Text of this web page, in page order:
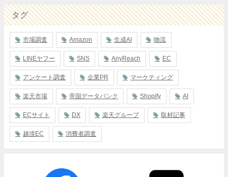
タグ
市場調査 Amazon 生成AI 物流
LINEヤフー SNS AnyReach EC
アンケート調査 企業PR マーケティング
楽天市場 帝国データバンク Shopify AI
ECサイト DX 楽天グループ 取材記事
越境EC 消費者調査